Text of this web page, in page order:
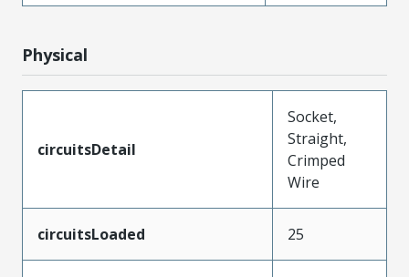
Physical
circuitsDetail
Socket,
Straight,
Crimped
Wire
circuitsLoaded 25